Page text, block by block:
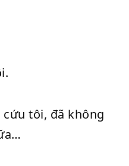
tôi, đã không